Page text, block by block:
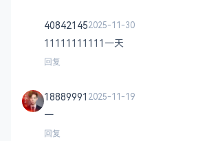
408421452025-11-30
11111111111一天
回复
18889991 2025-11-19
一
回复